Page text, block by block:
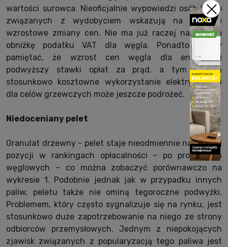
wartości surowca. Nieoficjalnie wypowiedzi osób blisko
związanych z wydobyciem wskazują na możliwe
wzrostowe zmiany cen. Nie ma już raczej nadziei na
obniżkę podatku VAT dla węgla. Ponadto należy
pamiętać, że wzrost cen węgla dla energetyki
podwyższy stawki opłat za prąd, a tym samym
stosunkowo kosztowne wykorzystanie elektryczności
dla celów grzewczych może jeszcze podrożeć.
Niedoceniany pelet
Granulat drzewny - pelet staje nieodmiennie na drugiej
pozycji w rankingach opłacalności – po produktach
węglowych – co można zobaczyć porównawczo na
wykresie 1. Podobnie jednak jak w przypadku innych
paliw, peletu także nie ominą tegoroczne podwyżki.
Problemem, który często sygnalizuje się na rynku, jest
stosunkowo duże zapotrzebowanie na niego ze strony
odbiorców przemysłowych. Jednym z niepokojących
zjawisk związanych z popularyzacją tego paliwa jest